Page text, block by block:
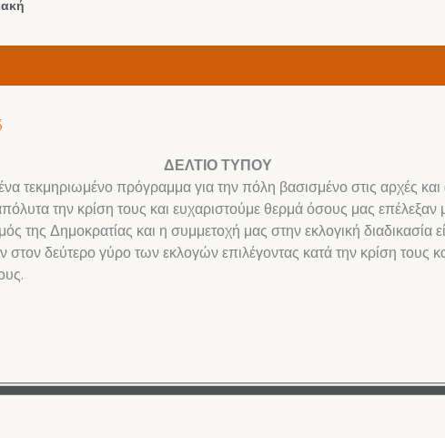
ΔΕΛΤΙΟ ΤΥΠΟΥ
τεκμηριωμένο πρόγραμμα για την πόλη βασισμένο στις αρχές και
την κρίση τους και ευχαριστούμε θερμά όσους μας επέλεξαν
της Δημοκρατίας και η συμμετοχή μας στην εκλογική διαδικασία
δεύτερο γύρο των εκλογών επιλέγοντας κατά την κρίση τους